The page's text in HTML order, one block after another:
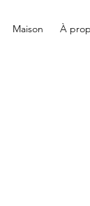
Maison À